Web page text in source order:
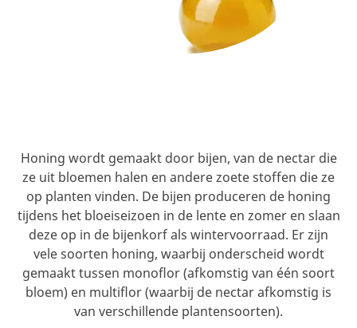
Honing wordt gemaakt door bijen, van de nectar die
ze uit bloemen halen en andere zoete stoffen die ze
op planten vinden. De bijen produceren de honing
tijdens het bloeiseizoen in de lente en zomer en slaan
deze op in de bijenkorf als wintervoorraad. Er zijn
vele soorten honing, waarbij onderscheid wordt
gemaakt tussen monoflor (afkomstig van één soort
bloem) en multiflor (waarbij de nectar afkomstig is
van verschillende plantensoorten).